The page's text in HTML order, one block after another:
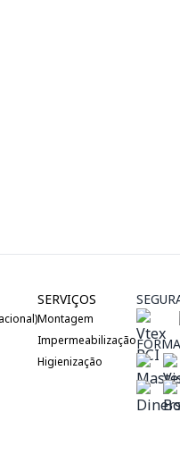
SERVIÇOS
Montagem
Impermeabilização
Higienização